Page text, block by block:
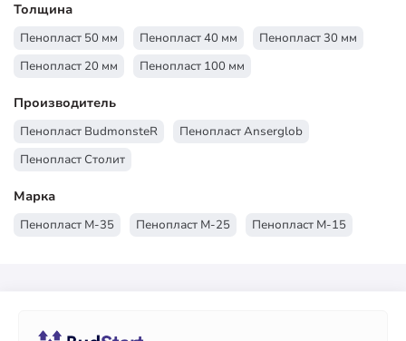
Толщина
Пенопласт 50 мм Пенопласт 40 мм
Пенопласт 30 мм
Пенопласт 20 мм
Пенопласт 100 мм
Производитель
Пенопласт BudmonsteR
Пенопласт Anserglob
Пенопласт Столит
Марка
Пенопласт М-35 Пенопласт М-25 Пенопласт М-15